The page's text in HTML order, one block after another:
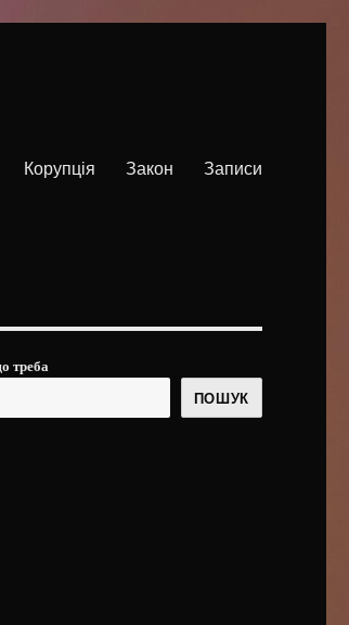
Корупція Закон Записи
треба
ПОШУК